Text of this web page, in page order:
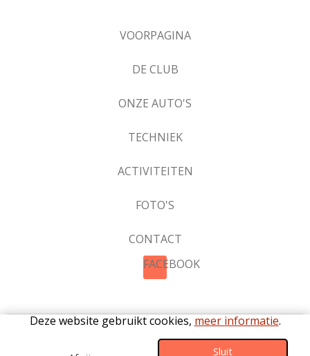
Deze website gebruikt cookies, meer informatie.
Sluit
VOORPAGINA
DE CLUB
ONZE AUTO'S
TECHNIEK
ACTIVITEITEN
FOTO'S
CONTACT
FACEBOOK
Privacy|Cookies|Statuten